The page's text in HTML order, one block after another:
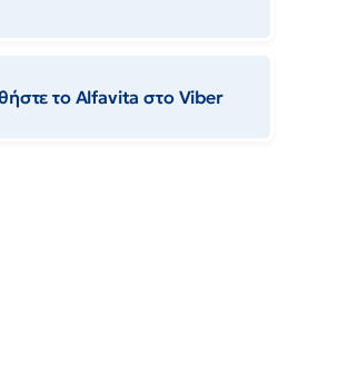
το Αlfavita στο Viber